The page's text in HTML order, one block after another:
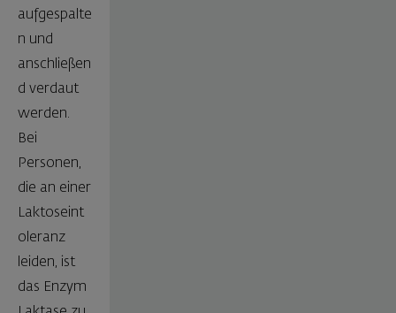
aufgespalte
n und
anschließen
d verdaut
werden.
Bei
Personen,
die an einer
Laktoseint
oleranz
leiden, ist
das Enzym